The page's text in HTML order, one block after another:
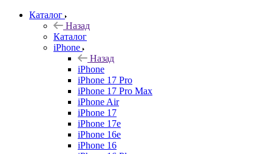
Каталог
Назад
Каталог
iPhone
Назад
iPhone
iPhone 17 Pro
iPhone 17 Pro Max
iPhone Air
iPhone 17
iPhone 17e
iPhone 16e
iPhone 16